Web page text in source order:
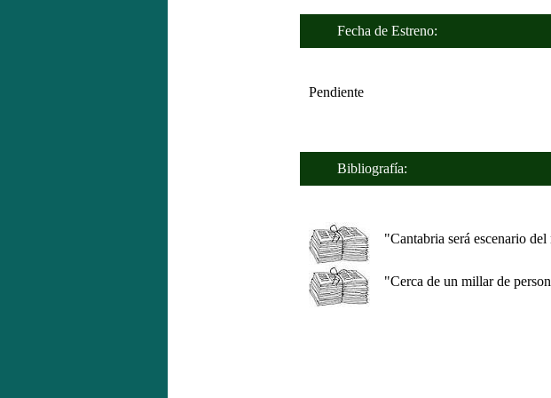
Fecha de Estreno:
Pendiente
Bibliografía:
"Cantabria será escenario
"Cerca de un millar de